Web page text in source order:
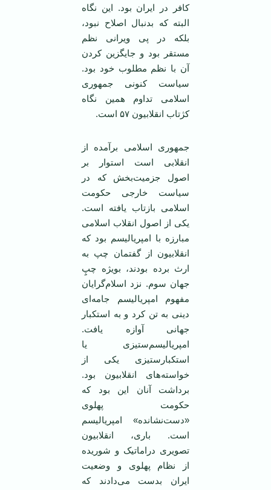
کافر در ایران بود. این نگاه
البته که بدنبال اصلاح نبود،
بلکه در پی ویرانی نظم
مستقر بود و جایگزین کردن
آن با نظم مطلوب خود بود.
سیاست کنونی جمهوری
اسلامی تداوم همین نگاه
کژتاب انقلابیون ۵۷ است.
جمهوری اسلامی برآمده از
انقلابی است استوار بر
اصول جزمیت‌بخش که در
سیاست خارجی حکومت
اسلامی بازتاب یافته است.
یکی از اصول انقلاب اسلامی
مبارزه با امپریالیسم بود که
انقلابیون از گفتمان چپ به
ارث برده بودند، بویژه چپِ‌ِ
جهان سوم. نزد اسلام‌گرایان
مفهوم امپریالیسم جامه‌ای
دینی به تن کرد و به استکبار
جهانی آوازه یافت.
امپریالیسم‌ستیزی یا
استکبارستیزی یکی از
خواسته‌های انقلابیون بود.
برداشت آنان این بود که
حکومت پهلوی
«دست‌نشانده» امپریالیسم
است. باری، انقلابیون
تصویری دراماتیک و شوریده
از نظام پهلوی و وضعیت
ایران بدست می‌دادند که